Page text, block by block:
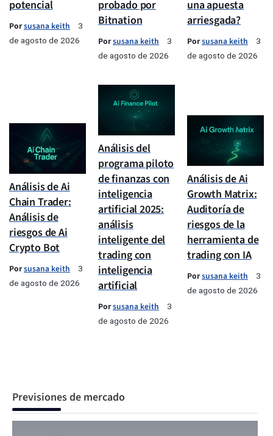
potencial
Porsusana keith
3
de agosto de 2026
probado por
Bitnation
Porsusana keith
3
de agosto de 2026
una apuesta
arriesgada?
Porsusana keith
3
de agosto de 2026
Análisis de Ai
Chain Trader:
Análisis de
riesgos de Ai
Crypto Bot
Porsusana keith
3
de agosto de 2026
Análisis del
programa piloto
de finanzas con
inteligencia
artificial 2025:
análisis
inteligente del
trading con
inteligencia
artificial
Porsusana keith
3
de agosto de 2026
Análisis de Ai
Growth Matrix:
Auditoría de
riesgos de la
herramienta de
trading con IA
Porsusana keith
3
de agosto de 2026
Previsiones de mercado